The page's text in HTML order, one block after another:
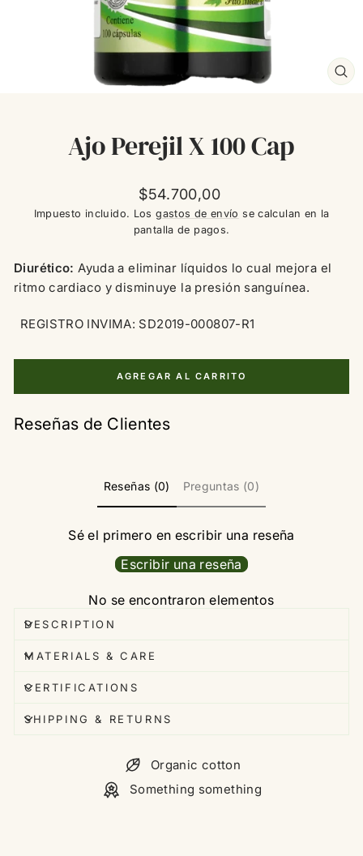
Ajo Perejil X 100 Cap
Precio
habitual
$54.700,00
Impuesto incluido. Losgastos de envío se calculan en la
pantalla de pagos.
Diurético: Ayuda a eliminar líquidos lo cual mejora el
ritmo cardiaco y disminuye la presión sanguínea.
REGISTRO INVIMA: SD2019-000807-R1
AGREGAR AL CARRITO
Reseñas de Clientes
Reseñas (0) Preguntas (0)
Sé el primero en escribir una reseña
Escribir una reseña
No se encontraron elementos
DESCRIPTION
MATERIALS & CARE
CERTIFICATIONS
SHIPPING & RETURNS
Organic cotton
Something something